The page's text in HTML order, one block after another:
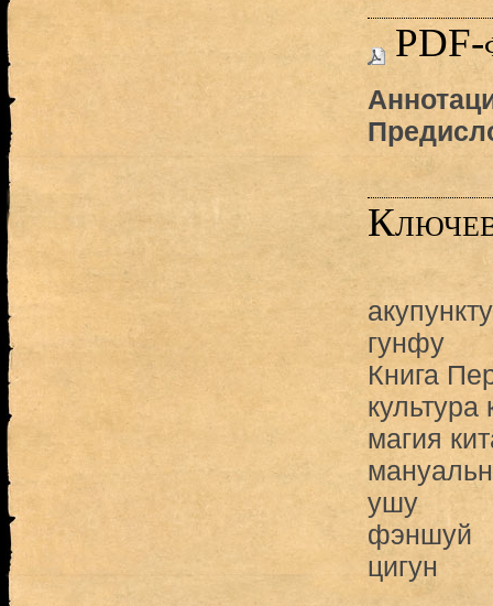
PDF-
гунфу
Книга
культура
магия
ушу
фэншуй
цигун